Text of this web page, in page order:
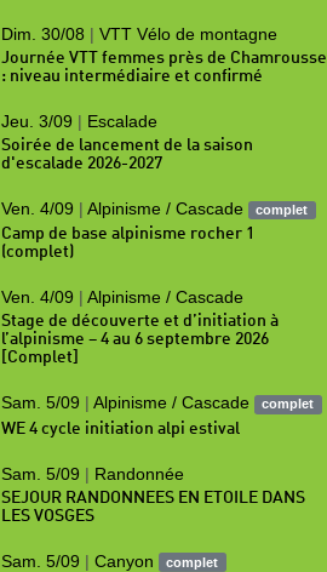
Dim. 30/08 | VTT Vélo de montagne
Journée VTT femmes près de Chamrousse
: niveau intermédiaire et confirmé
Jeu. 3/09 | Escalade
Soirée de lancement de la saison
d'escalade 2026-2027
Ven. 4/09 | Alpinisme / Cascade complet
Camp de base alpinisme rocher 1
(complet)
Ven. 4/09 | Alpinisme / Cascade
Stage de découverte et d’initiation à
l’alpinisme – 4 au 6 septembre 2026
[Complet]
Sam. 5/09 | Alpinisme / Cascade complet
WE 4 cycle initiation alpi estival
Sam. 5/09 | Randonnée
SEJOUR RANDONNEES EN ETOILE DANS
LES VOSGES
Sam. 5/09 | Canyon complet